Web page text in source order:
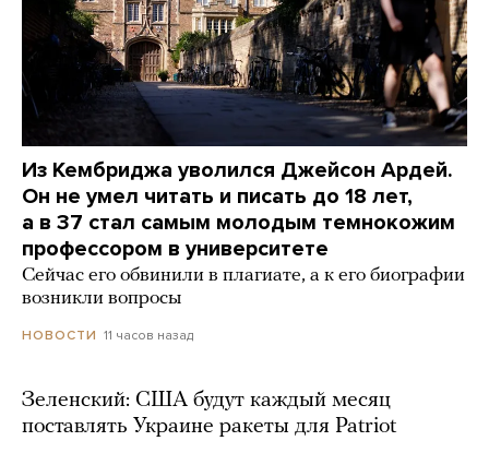
Из Кембриджа уволился Джейсон Ардей.
Он не умел читать и писать до 18 лет,
а в 37 стал самым молодым темнокожим
профессором в университете
Сейчас его обвинили в плагиате, а к его биографии
возникли вопросы
НОВОСТИ 11 часов назад
Зеленский: США будут каждый месяц
поставлять Украине ракеты для Patriot